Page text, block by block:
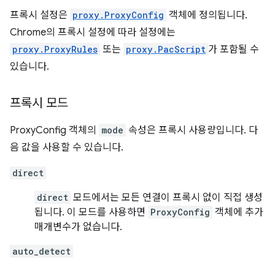
프록시 설정은 proxy.ProxyConfig 객체에 정의됩니다.
Chrome의 프록시 설정에 따라 설정에는
proxy.ProxyRules 또는 proxy.PacScript 가 포함될 수
있습니다.
프록시 모드
ProxyConfig 객체의 mode 속성은 프록시 사용량입니다. 다
음 값을 사용할 수 있습니다.
direct
direct 모드에서는 모든 연결이 프록시 없이 직접 생성
됩니다. 이 모드를 사용하면 ProxyConfig 객체에 추가
매개변수가 없습니다.
auto_detect